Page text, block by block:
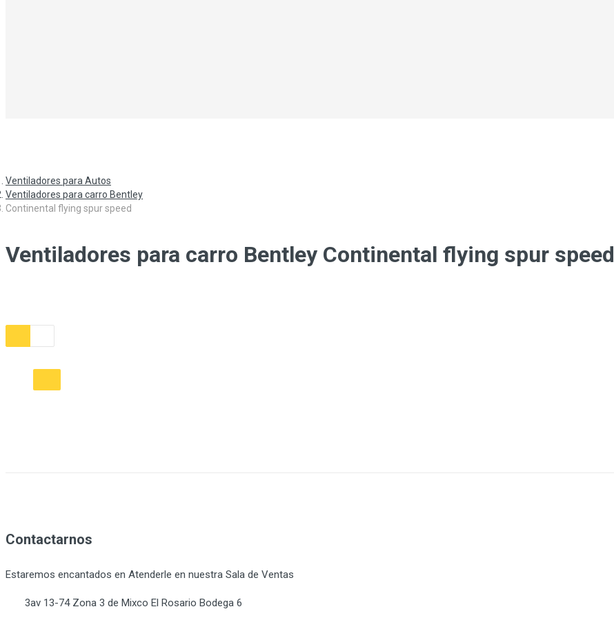
Ventiladores para Autos
Ventiladores para carro Bentley
Continental flying spur speed
Ventiladores para carro Bentley Continental flying spur speed
Contactarnos
Estaremos encantados en Atenderle en nuestra Sala de Ventas
3av 13-74 Zona 3 de Mixco El Rosario Bodega 6